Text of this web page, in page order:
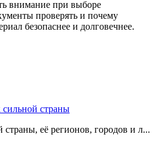
внимание при выборе
проверять и почему
безопаснее и долговечнее.
страны
её регионов, городов и л...